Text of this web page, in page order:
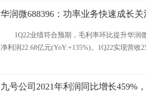
华润微688396：功率业务快速成长关
1Q22业绩符合预期，毛利率环比提升华润
净利润22.68亿元(YoY:+135%)。1Q22实现营收
九号公司2021年利润同比增长459%